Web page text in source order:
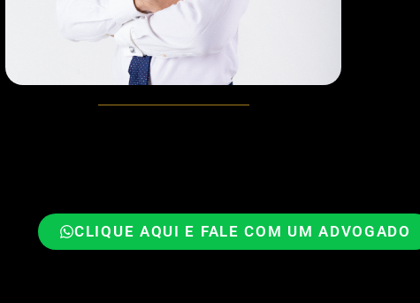
CLIQUE AQUI E FALE COM UM ADVOGADO